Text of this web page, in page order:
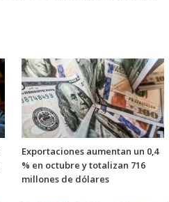
Exportaciones aumentan un 0,4
% en octubre y totalizan 716
millones de dólares